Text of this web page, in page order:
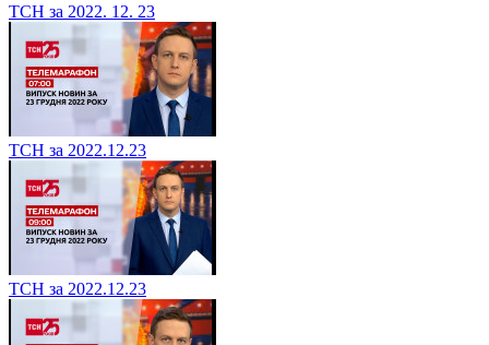
ТСН за 2022. 12. 23
ТСН за 2022.12.23
ТСН за 2022.12.23